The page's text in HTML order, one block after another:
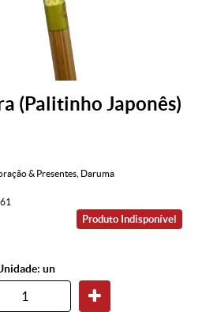
(Palitinho Japonês)
& Presentes Daruma
Produto Indisponível
un